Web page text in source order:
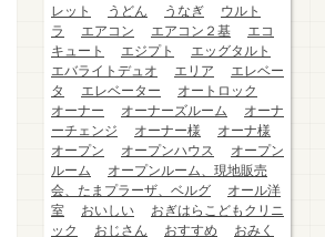
レット
うどん うなぎ
ウルト
ラ
エアコン エアコン２基
エコ
キュート
エジプト
エッグタルト
エバライトデュオ
エリア
エレベー
タ
エレベーター
オートロック
オーナー
オーナーズルーム
オーナ
ーチェンジ
オーナー様
オーナ様
オープン
オープンハウス
オープン
ルーム
オープンルーム、現地販売
会、たまプラーザ、ベルグ
オール洋
室
おいしい
おぎはらこどもクリニ
ック
おじさん おすすめ
おみく